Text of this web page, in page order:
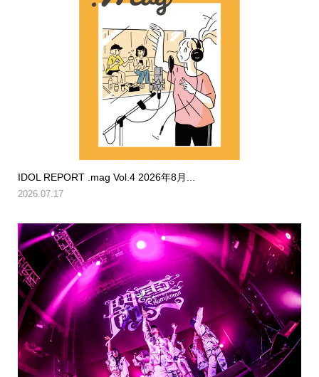
IDOL REPORT .mag Vol.4 2026年8月...
2026.07.17